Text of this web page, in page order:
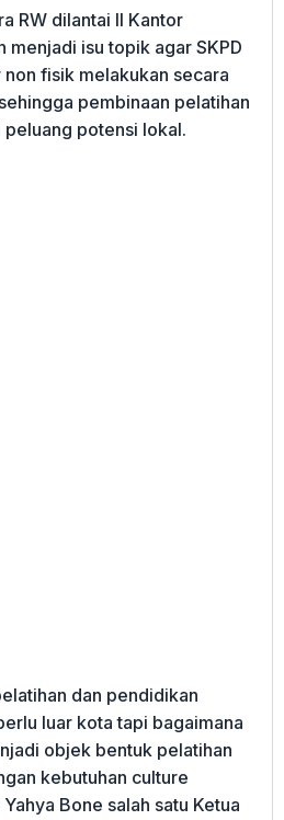
RW dilantai II Kantor
menjadi isu topik agar SKPD
fisik melakukan secara
pembinaan pelatihan
peluang potensi lokal.
dan pendidikan
luar kota tapi bagaimana
objek bentuk pelatihan
kebutuhan culture
Bone salah satu Ketua